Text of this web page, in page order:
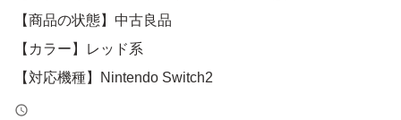
【商品の状態】中古良品
【カラー】レッド系
【対応機種】Nintendo Switch2